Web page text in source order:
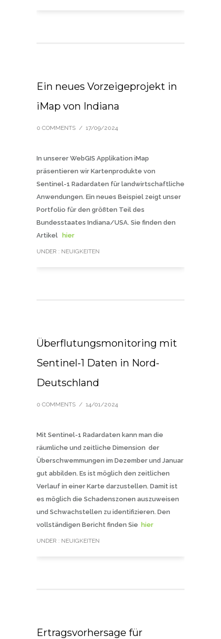
Ein neues Vorzeigeprojekt in
iMap von Indiana
0 COMMENTS / 17/09/2024
In unserer WebGIS Applikation iMap
präsentieren wir Kartenprodukte von
Sentinel-1 Radardaten für landwirtschaftliche
Anwendungen. Ein neues Beispiel zeigt unser
Portfolio für den größten Teil des
Bundesstaates Indiana/USA. Sie finden den
Artikel
hier
UNDER : NEUIGKEITEN
Überflutungsmonitoring mit
Sentinel-1 Daten in Nord-
Deutschland
0 COMMENTS / 14/01/2024
Mit Sentinel-1 Radardaten kann man die
räumliche und zeitliche Dimension der
Überschwemmungen im Dezember und Januar
gut abbilden. Es ist möglich den zeitlichen
Verlauf in einer Karte darzustellen. Damit ist
es möglich die Schadenszonen auszuweisen
und Schwachstellen zu identifizieren. Den
vollständigen Bericht finden Sie hier
UNDER : NEUIGKEITEN
Ertragsvorhersage für